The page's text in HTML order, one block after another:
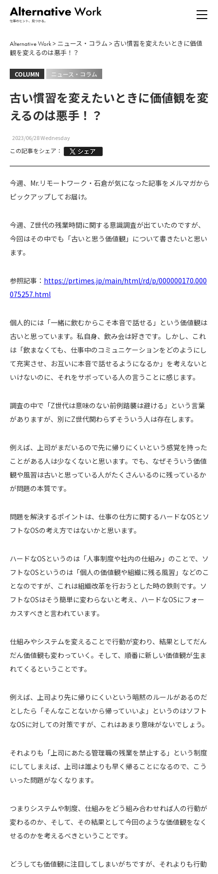
Alternative Work> ニュース・コラム > 古い慣習を変えたいときに価値
観を変えるのは悪手！？
COLUMN ニュース・コラム
古い慣習を変えたいときに価値観を変
えるのは悪手！？
2023/06/28 Wednesday
この記事をシェア：
今週、Mr.リモートワーク・石倉が気になった記事をメルマガから
ピックアップしてお届け。
今週、Z世代の残業時間に関する意識調査が出ていたのですが、
今回はその中でも「古いと思う価値観」について書きたいと思い
ます。
参照記事： https://prtimes.jp/main/html/rd/p/000000170.000
075257.html
個人的には「一緒に飲むからこそ本音で話せる」という価値観は
古いと思っています。私自身、飲み会は好きです。しかし、これ
は「飲まなくても、仕事中のコミュニケーションをどのようにし
て充実させ、お互いに本音で話せるようになるか」を考えないと
いけないのに、それをサボっている人の言うことに感じます。
調査の中で「Z世代は意味のない前例踏襲は避ける」という言葉
がありますが、別にZ世代関わらずそういう人は存在します。
例えば、上司がまだいるので先に帰りにくいという感覚を持った
ことがある人は少なくないと思います。でも、なぜそういう価値
観や風習は古いと思っている人がたくさんいるのに残っているか
が問題の本質です。
問題を解決するポイントは、仕事の仕方に関するハードなOSとソ
フトなOSの考え方ではないかと思います。
ハードなOSというのは「人事制度や社内の仕組み」のことで、ソ
フトなOSというのは「個人の価値観や組織に残る風習」などのこ
となのですが、これは組織改革を行おうとした時の鉄則です。ソ
フトなOSはそう簡単に変わらないと考え、ハードなOSにフォー
カスすべきと言われています。
仕組みやシステムを変えることで行動が変わり、結果としてだん
だん価値観も変わっていく。そして、順番に新しい価値観が生ま
れてくるということです。
例えば、上司より先に帰りにくいという暗黙のルールがあるのだ
としたら「そんなことないから帰っていいよ」というのはソフト
なOSに対しての対策ですが、これはあまり意味がないでしょう。
それよりも「上司にあたる管理職の残業を禁止する」という制度
にしてしまえば、上司は誰よりも早く帰ることになるので、こう
いった問題がなくなります。
つまりシステムや制度、仕組みをどう組み合わせれば人の行動が
変わるのか、そして、その結果として今回のような価値観をなく
せるのかを考えるべきということです。
どうしても価値観に注目してしまいがちですが、それよりも行動